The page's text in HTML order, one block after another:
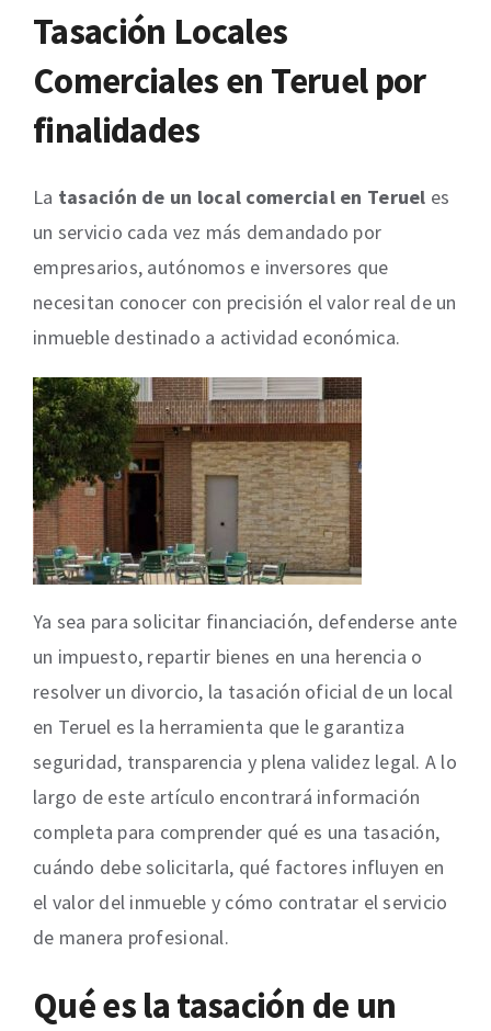
Tasación Locales
Comerciales en Teruelpor
finalidades
La tasación de un local comercial en Teruel es
un servicio cada vez más demandado por
empresarios, autónomos e inversores que
necesitan conocer con precisión el valor real de un
inmueble destinado a actividad económica.
Ya sea para solicitar financiación, defenderse ante
un impuesto, repartir bienes en una herencia o
resolver un divorcio, la tasación oficial de un local
en Teruel es la herramienta que le garantiza
seguridad, transparencia y plena validez legal. A lo
largo de este artículo encontrará información
completa para comprender qué es una tasación,
cuándo debe solicitarla, qué factores influyen en
el valor del inmueble y cómo contratar el servicio
de manera profesional.
Qué es la tasación de un